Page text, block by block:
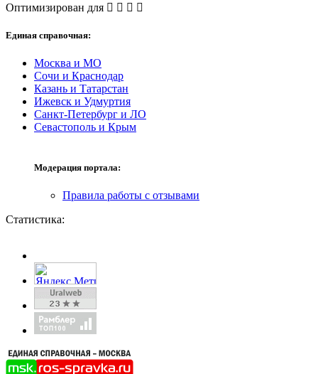
Оптимизирован для
Единая справочная:
Москва и МО
Сочи и Краснодар
Казань и Татарстан
Ижевск и Удмуртия
Санкт-Петербург и ЛО
Севастополь и Крым
Модерация портала:
Правила работы с отзывами
Статистика: